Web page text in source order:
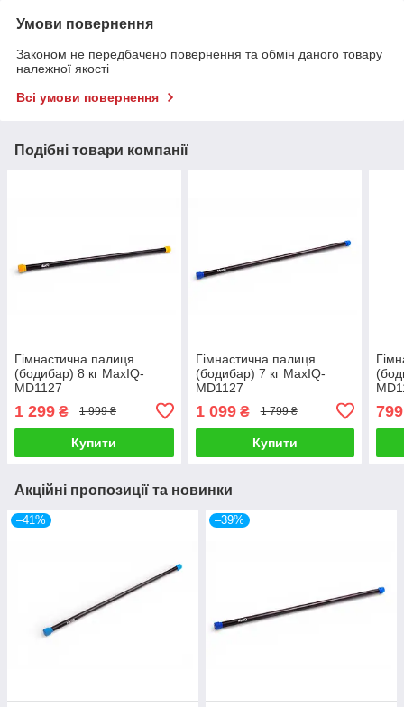
Умови повернення
Законом не передбачено повернення та обмін даного товару
належної якості
Всі умови повернення
Подібні товари компанії
Гімнастична палиця
(бодибар) 8 кг MaxIQ-
MD1127
1 299 ₴ 1 999 ₴
Купити
Гімнастична палиця
(бодибар) 7 кг MaxIQ-
MD1127
1 099₴ 1 799 ₴
Купити
799
Акційні пропозиції та новинки
–41% –39%